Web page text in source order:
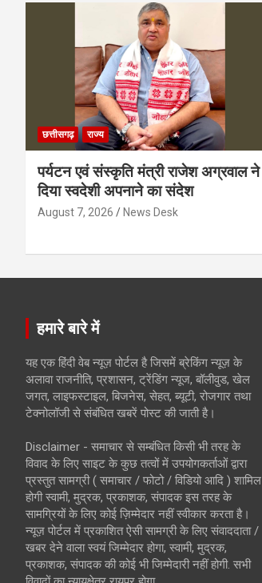
छत्तीसगढ़ राज्य
पर्यटन एवं संस्कृति मंत्री राजेश अग्रवाल ने
दिया स्वदेशी अपनाने का संदेश
August 7, 2026 News Desk
हमारे बारे में
यह एक हिंदी वेब न्यूज़ पोर्टल है जिसमें ब्रेकिंग न्यूज़ के
अलावा राजनीति, प्रशासन, ट्रेंडिंग न्यूज, बॉलीवुड, खेल
जगत, लाइफस्टाइल, बिजनेस, सेहत, ब्यूटी, रोजगार तथा
टेक्नोलॉजी से संबंधित खबरें पोस्ट की जाती है।
Disclaimer - समाचार से सम्बंधित किसी भी तरह के
विवाद के लिए साइट के कुछ तत्वों में उपयोगकर्ताओं द्वारा
प्रस्तुत सामग्री ( समाचार / फोटो / विडियो आदि ) शामिल
होगी स्वामी, मुद्रक, प्रकाशक, संपादक इस तरह के
सामग्रियों के लिए कोई ज़िम्मेदार नहीं स्वीकार करता है।
न्यूज़ पोर्टल में प्रकाशित ऐसी सामग्री के लिए संवाददाता /
खबर देने वाला स्वयं जिम्मेदार होगा, स्वामी, मुद्रक,
प्रकाशक, संपादक की कोई भी जिम्मेदारी नहीं होगी. सभी